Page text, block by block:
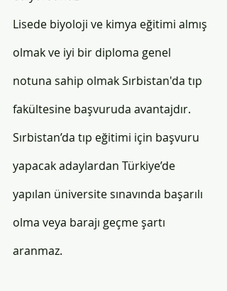
Lisede biyoloji ve kimya eğitimi almış
olmak ve iyi bir diploma genel
notuna sahip olmak Sırbistan'da tıp
fakültesine başvuruda avantajdır.
Sırbistan’da tıp eğitimi için başvuru
yapacak adaylardan Türkiye’de
yapılan üniversite sınavında başarılı
olma veya barajı geçme şartı
aranmaz.